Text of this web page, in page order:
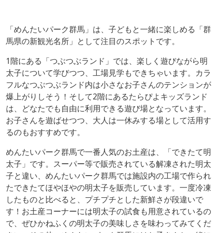
「めんたいパーク群馬」は、子どもと一緒に楽しめる「群
馬県の新観光名所」として注目のスポットです。
1階にある「つぶつぶランド」では、楽しく遊びながら明
太子について学びつつ、工場見学もできちゃいます。カラ
フルなつぶつぶランド内は小さなお子さんのテンションが
爆上がりしそう！そして2階にあるたらぴよキッズランド
は、どなたでも自由に利用できる遊び場となっています。
お子さんを遊ばせつつ、大人は一休みする場として活用す
るのもおすすめです。
めんたいパーク群馬で一番人気のお土産は、「できたて明
太子」です。スーパー等で販売されている解凍された明太
子と違い、めんたいパーク群馬では施設内の工場で作られ
たできたてほやほやの明太子を販売しています。一度冷凍
したものと比べると、プチプチとした新鮮さが段違いで
す！お土産コーナーには明太子の試食も用意されているの
で、ぜひかねふくの明太子の美味しさを味わってみてくだ